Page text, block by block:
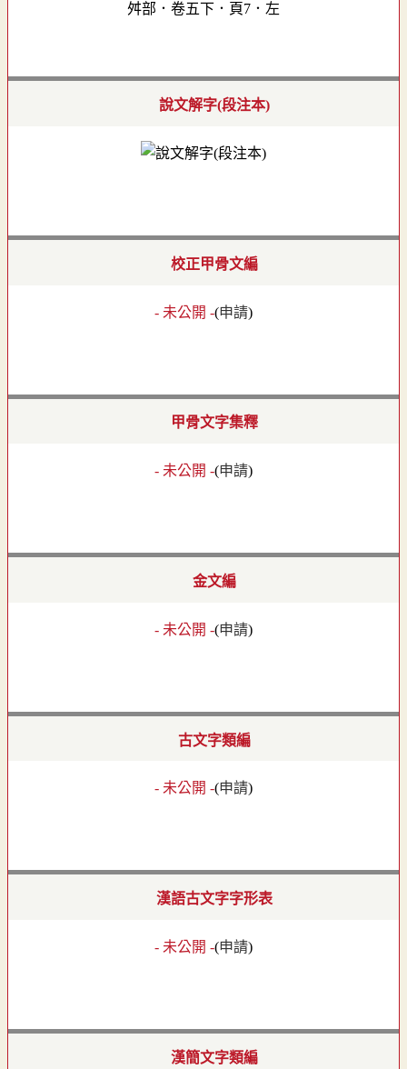
舛部．卷五下．頁7．左
說文解字(段注本)
校正甲骨文編
- 未公開 -(申請)
甲骨文字集釋
- 未公開 -(申請)
金文編
- 未公開 -(申請)
古文字類編
- 未公開 -(申請)
漢語古文字字形表
- 未公開 -(申請)
漢簡文字類編